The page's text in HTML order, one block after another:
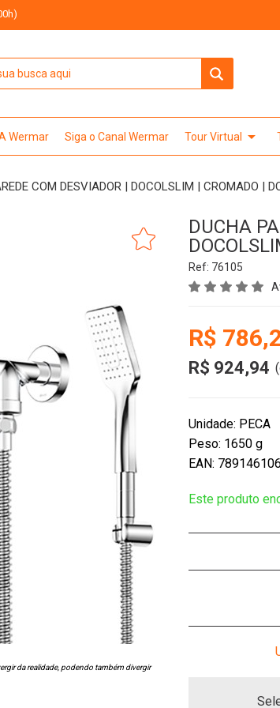
Wermar Siga o Canal Wermar Tour Virtual arrow_drop_down
COM DESVIADOR | DOCOLSLIM | CROMADO |
da realidade, podendo também divergir
DUCHA
Ref: 76105
R$
R$ 924,94
Unidade: PECA
Peso: 1650 g
EAN:
Este produto